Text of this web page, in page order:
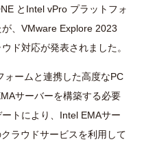
と Intel vPro プラットフォ
、 VMware Explore 2023
ド対応が発表されました。
ォームと連携した高度なPC
サーバーを構築する必要
トにより、 Intel EMAサー
ラウドサービスを利用して